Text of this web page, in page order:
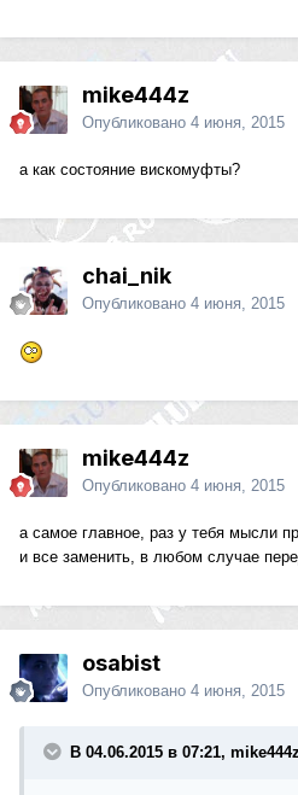
mike444z
Опубликовано 4 июня, 2015
а как состояние вискомуфты?
chai_nik
Опубликовано 4 июня, 2015
mike444z
Опубликовано 4 июня, 2015
а самое главное, раз у тебя мысли
и все заменить, в любом случае
osabist
Опубликовано 4 июня, 2015
В 04.06.2015 в 07:21,